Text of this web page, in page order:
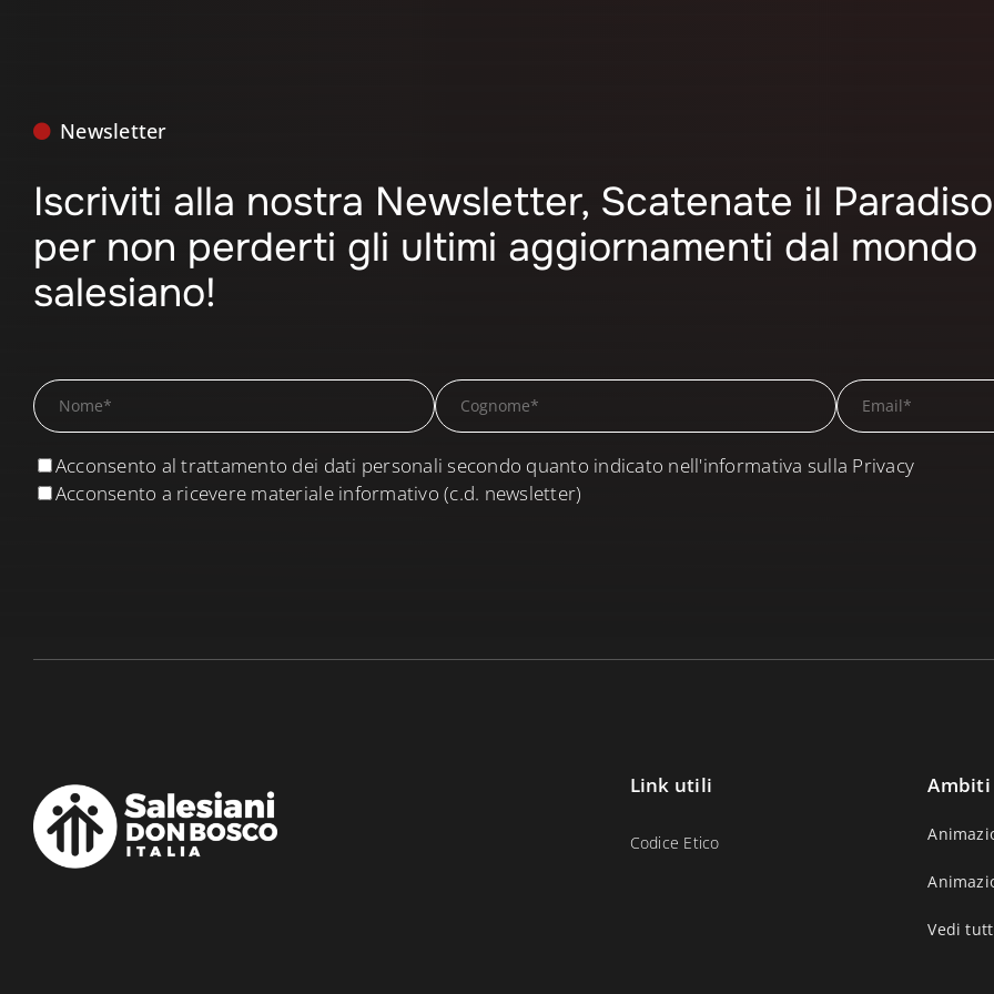
Newsletter
Iscriviti alla nostra Newsletter, Scatenate il
per non perderti gli ultimi aggiornamenti dal mondo
salesiano!
Acconsento al trattamento dei dati personali secondo quanto indicato nell'informativa sulla Privacy
Acconsento a ricevere materiale informativo (c.d. newsletter)
Link utili
Codice Etico
Ambiti
Vedi